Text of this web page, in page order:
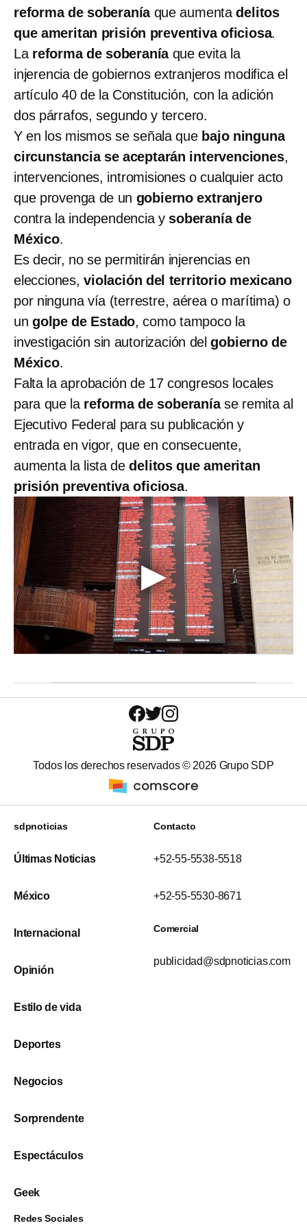
reforma de soberaníaque aumentadelitos
que ameritan prisión preventiva oficiosa.
La reforma de soberaníaque evita la
injerencia de gobiernos extranjeros modifica el
artículo 40 de la Constitución, con la adición
dos párrafos, segundo y tercero.
Y en los mismos se señala que bajo ninguna
circunstancia se aceptarán intervenciones,
intervenciones, intromisiones o cualquier acto
que provenga de un gobierno extranjero
contra la independencia y soberanía de
México.
Es decir, no se permitirán injerencias en
elecciones,violación del territorio mexicano
por ninguna vía (terrestre, aérea o marítima) o
un golpe de Estado, como tampoco la
investigación sin autorización delgobierno de
México.
Falta la aprobación de 17 congresos locales
para que la reforma de soberaníase remita al
Ejecutivo Federal para su publicación y
entrada en vigor, que en consecuente,
aumenta la lista dedelitos que ameritan
prisión preventiva oficiosa.
Todos los derechos reservados © 2026 Grupo SDP
sdpnoticias
Últimas Noticias
México
Internacional
Opinión
Estilo de vida
Deportes
Negocios
Sorprendente
Espectáculos
Geek
Contacto
+52-55-5538-5518
+52-55-5530-8671
Comercial
publicidad@sdpnoticias.com
Redes Sociales